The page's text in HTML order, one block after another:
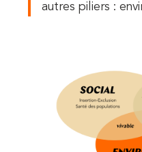
autres piliers :